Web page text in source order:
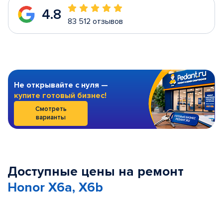
4.8 83 512 отзывов
Не открывайте с нуля —
купите готовый бизнес!
Смотреть
варианты
Доступные цены на ремонт
Honor X6a, X6b